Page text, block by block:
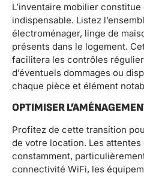
L’inventaire mobilier
indispensable. Listez
électroménager, linge de
présents dans le logement.
facilitera les contrôles
d’éventuels dommages ou
chaque pièce et élément
OPTIMISER
Profitez de cette transition
de votre location. Les
constamment,
connectivité WiFi, les